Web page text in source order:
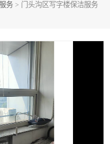
务 > 门头沟区写字楼保洁服务
保洁服务
建筑物外墙维修